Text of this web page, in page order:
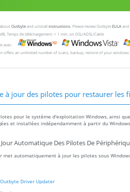
Outbyteand unistallinstrustions . Please review OutbyteEULAand
Temps de téléchargement: < 1 min. on DSL/ADSL/Cable
avec:
offers an unlimited number of scans, backup, restore of your windows
à jour des pilotes pour restaurer les
pour le système d'exploitation Windows, ainsi
et installées indépendamment à partir du
Jour Automatique Des Pilotes De
met automatiquement à jour les pilotes sous
Driver Updater